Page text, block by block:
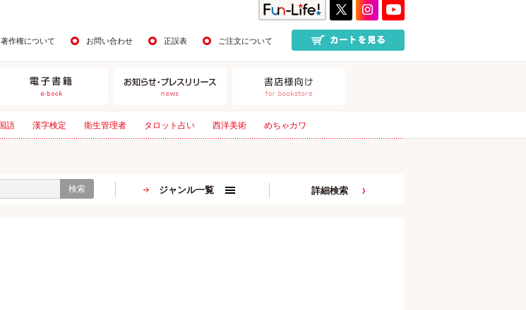
著作権について お問い合わせ 正誤表 ご注文について
語 漢字検定 衛生管理者 タロット占い 西洋美術 めちゃカワ
検索 ジャンル一覧 詳細検索